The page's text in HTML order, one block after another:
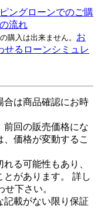
ングローンでのご購
流れ
購入は出来ません。 お
せる ローンシミュレ
合は商品確認にお時
前回の販売価格にな
価格が変動するこ
る可能性もあり、
があります。 詳し
せ下さい。
記載がない限り保証